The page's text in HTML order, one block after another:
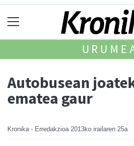
Autobusean
ematea gaur
Kronika - Erredakzioa 2013ko irailaren 25a